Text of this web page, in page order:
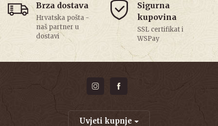
Brza dostava
Hrvatska pošta -
naš partner u
dostavi
Sigurna
kupovina
SSL certifikat i
WSPay
Uvjeti kupnje